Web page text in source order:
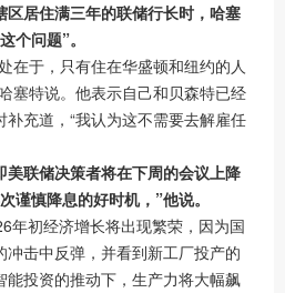
居住满三年的联储行长时，哈塞
个问题”。
在于，只有住在华盛顿和纽约的人
塞特说。他表示自己和贝森特已经
充道，“我认为这不需要去解雇任
联储决策者将在下周的会议上降
谨慎降息的好时机，”他说。
年初经济增长将出现繁荣，因为国
击中反弹，并看到新工厂投产的
能投资的推动下，生产力将大幅飙